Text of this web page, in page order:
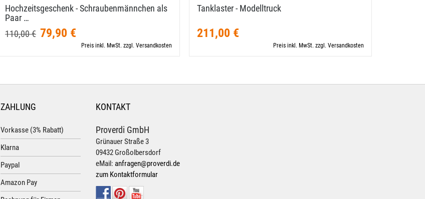
Hochzeitsgeschenk - Schraubenmännchen als
Paar …
110,00 € 79,90 €
Preis inkl. MwSt. zzgl. Versandkosten
Tanklaster - Modelltruck
211,00 €
Preis inkl. MwSt. zzgl. Versandkosten
ZAHLUNG
Vorkasse (3% Rabatt)
Klarna
Paypal
Amazon Pay
KONTAKT
Proverdi GmbH
Grünauer Straße 3
09432 Großolbersdorf
eMail: anfragen@proverdi.de
zum Kontaktformular